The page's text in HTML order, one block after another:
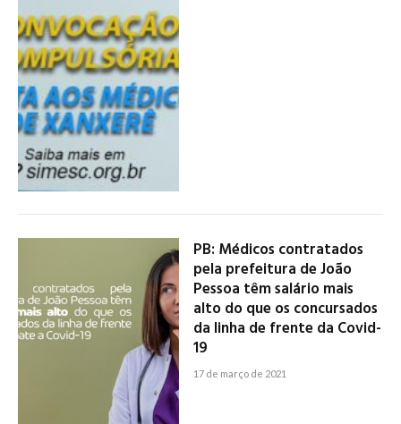
PB: Médicos contratados
pela prefeitura de João
Pessoa têm salário mais
alto do que os concursados
da linha de frente da Covid-
19
17 de março de 2021